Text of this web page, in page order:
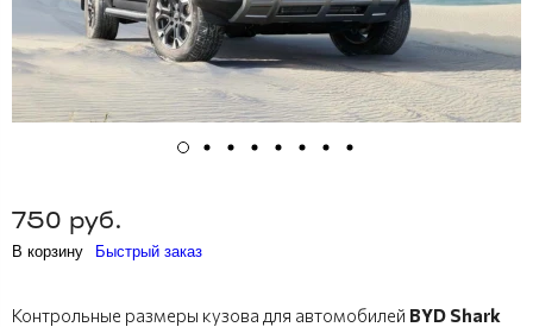
750 руб.
В корзину Быстрый заказ
Контрольные размеры кузова для автомобилей BYD Shark